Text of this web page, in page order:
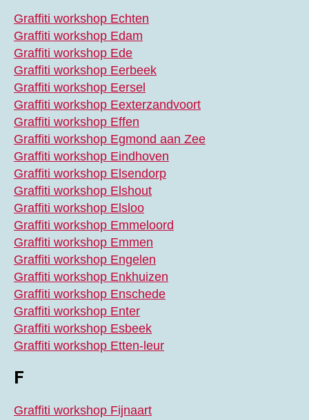
Graffiti workshop Echten
Graffiti workshop Edam
Graffiti workshop Ede
Graffiti workshop Eerbeek
Graffiti workshop Eersel
Graffiti workshop Eexterzandvoort
Graffiti workshop Effen
Graffiti workshop Egmond aan Zee
Graffiti workshop Eindhoven
Graffiti workshop Elsendorp
Graffiti workshop Elshout
Graffiti workshop Elsloo
Graffiti workshop Emmeloord
Graffiti workshop Emmen
Graffiti workshop Engelen
Graffiti workshop Enkhuizen
Graffiti workshop Enschede
Graffiti workshop Enter
Graffiti workshop Esbeek
Graffiti workshop Etten-leur
F
Graffiti workshop Fijnaart